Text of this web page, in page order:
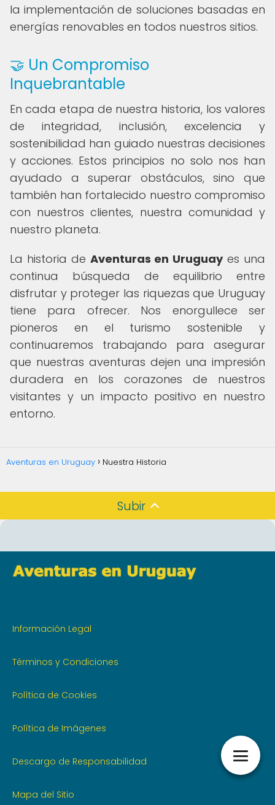
la implementación de soluciones basadas en
energías renovables en todos nuestros sitios.
🤝 Un Compromiso
Inquebrantable
En cada etapa de nuestra historia, los valores
de integridad, inclusión, excelencia y
sostenibilidad han guiado nuestras decisiones
y acciones. Estos principios no solo nos han
ayudado a superar obstáculos, sino que
también han fortalecido nuestro compromiso
con nuestros clientes, nuestra comunidad y
nuestro planeta.
La historia de Aventuras en Uruguayes una
continua búsqueda de equilibrio entre
disfrutar y proteger las riquezas que Uruguay
tiene para ofrecer. Nos enorgullece ser
pioneros en el turismo sostenible y
continuaremos trabajando para asegurar
que nuestras aventuras dejen una impresión
duradera en los corazones de nuestros
visitantes y un impacto positivo en nuestro
entorno.
Aventuras en Uruguay Nuestra Historia
Subir
Información Legal
Términos y Condiciones
Política de Cookies
Política de Imágenes
Descargo de Responsabilidad
Mapa del Sitio